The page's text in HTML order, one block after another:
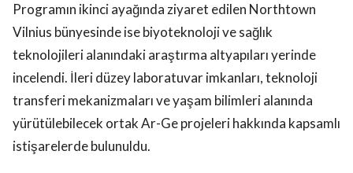
Programın ikinci ayağında ziyaret edilen Northtown
Vilnius bünyesinde ise biyoteknoloji ve sağlık
teknolojileri alanındaki araştırma altyapıları yerinde
incelendi. İleri düzey laboratuvar imkanları, teknoloji
transferi mekanizmaları ve yaşam bilimleri alanında
yürütülebilecek ortak Ar-Ge projeleri hakkında kapsamlı
istişarelerde bulunuldu.